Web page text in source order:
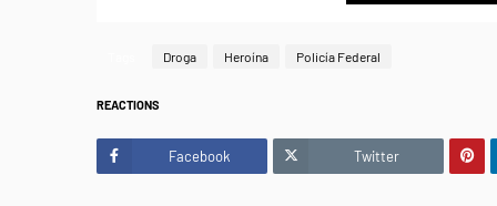
Droga Heroína Policía Federal
REACTIONS
Facebook Twitter